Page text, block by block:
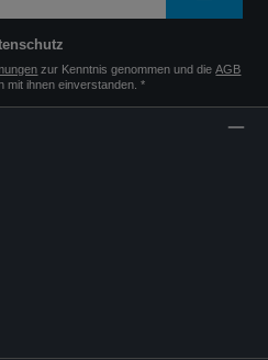
zur Kenntnis genommen und dieAGB
mit ihnen einverstanden. *